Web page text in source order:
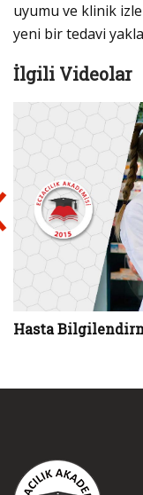
uyumu ve klinik
yeni bir tedavi
İlgili Videolar
Hasta